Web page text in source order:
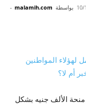
بواسطة malamih.com
- 10/
منحة الألف جنيه بشكل